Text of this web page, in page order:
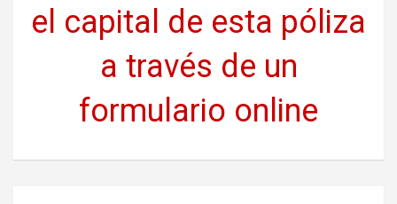
el capital de esta póliza
a través de un
formulario online